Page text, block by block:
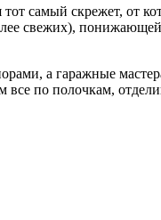
самый скрежет, от
свежих),
а гаражные
по полочкам,